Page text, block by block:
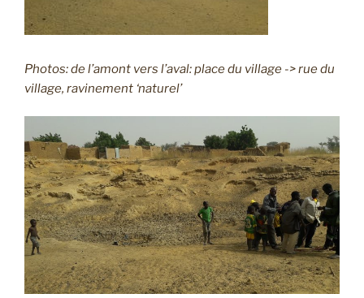
Photos: de l’amont vers l’aval: place du village -> rue du
village, ravinement ‘naturel’